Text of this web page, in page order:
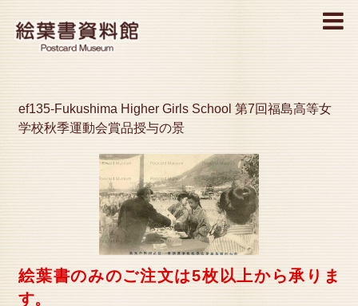
MENU
ef135-Fukushima Higher Girls School 第7回福島高等女
学校秋季運動会賞品授与の景
絵葉書のみのご注文は5枚以上から承りま
す。